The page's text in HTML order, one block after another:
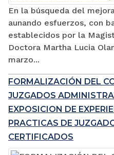
En la búsqueda del
aunando esfuerzos, con
establecidos por la
Doctora Martha Lucia
marzo...
FORMALIZACIÓN DEL
JUZGADOS
EXPOSICION DE
PRACTICAS DE
CERTIFICADOS